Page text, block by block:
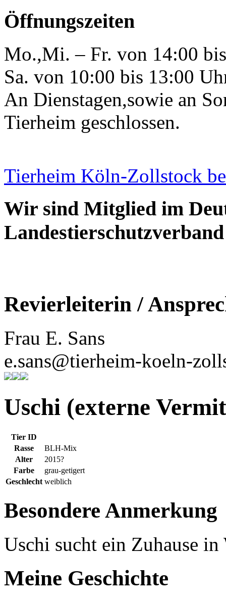
Öffnungszeiten
Mo.,Mi. – Fr. von 14:00
Sa. von 10:00 bis 13:00
An Dienstagen,sowie an
Tierheim geschlossen.
Tierheim Köln-Zollstock
Wir sind Mitglied im
Revierleiterin /
Frau E. Sans
e.sans@tierheim-koeln-
Uschi (externe
Tier ID
Rasse
BLH-Mix
Alter
2015?
Farbe
grau-getigert
Geschlecht weiblich
Besondere Anmerkung
Uschi sucht ein Zuhause
Meine Geschichte